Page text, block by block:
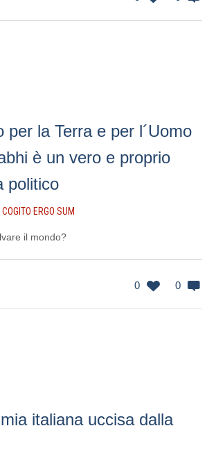
per la Terra e per l´Uomo
è un vero e proprio
politico
COGITO ERGO SUM
il mondo?
0 0
italiana uccisa dalla